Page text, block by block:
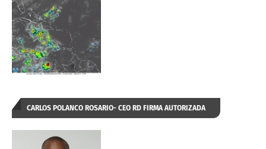
CARLOS POLANCO ROSARIO- CEO RD FIRMA AUTORIZADA